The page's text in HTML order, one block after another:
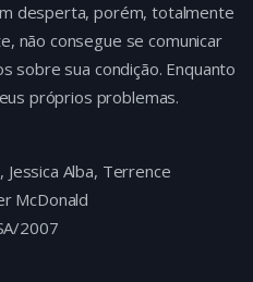
desperta, porém, totalmente
não consegue se comunicar
sobre sua condição. Enquanto
próprios problemas.
Jessica Alba, Terrence
McDonald
2007